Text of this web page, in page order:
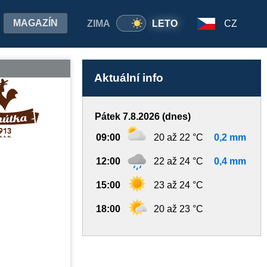
ZIMA LETO
MAGAZÍN CZ
Aktuální info
Pátek 7.8.2026 (dnes)
09:00 20 až 22 °C 0,2 mm
12:00 22 až 24 °C 0,4 mm
15:00 23 až 24 °C
18:00 20 až 23 °C